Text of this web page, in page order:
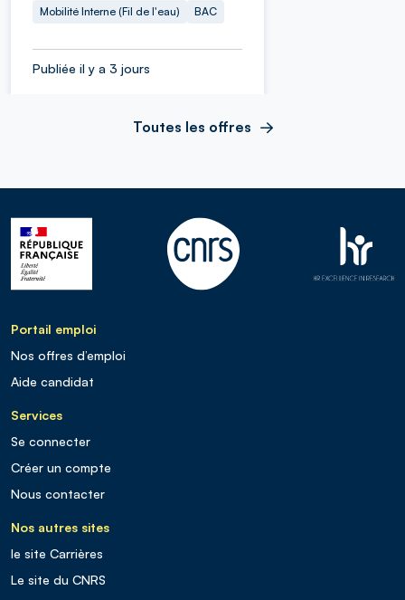
Mobilité Interne (Fil de l'eau) BAC
Publiée il y a 3 jours
Toutes les offres
Portail emploi
Nos offres d’emploi
Aide candidat
Services
Se connecter
Créer un compte
Nous contacter
Nos autres sites
le site Carrières
Le site du CNRS